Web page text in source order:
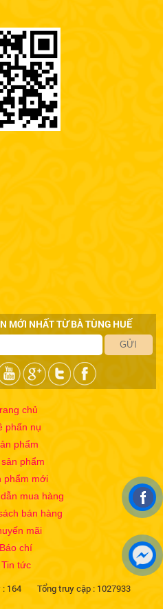
MỚI NHẤT TỪ BÀ TÙNG HUẾ
GỬI
chủ
phấn nụ
phẩm
sản phẩm
phẩm mới
mua hàng
bán hàng
mãi
Báo chí
Tin tức
: 164 Tổng truy cập : 1027933